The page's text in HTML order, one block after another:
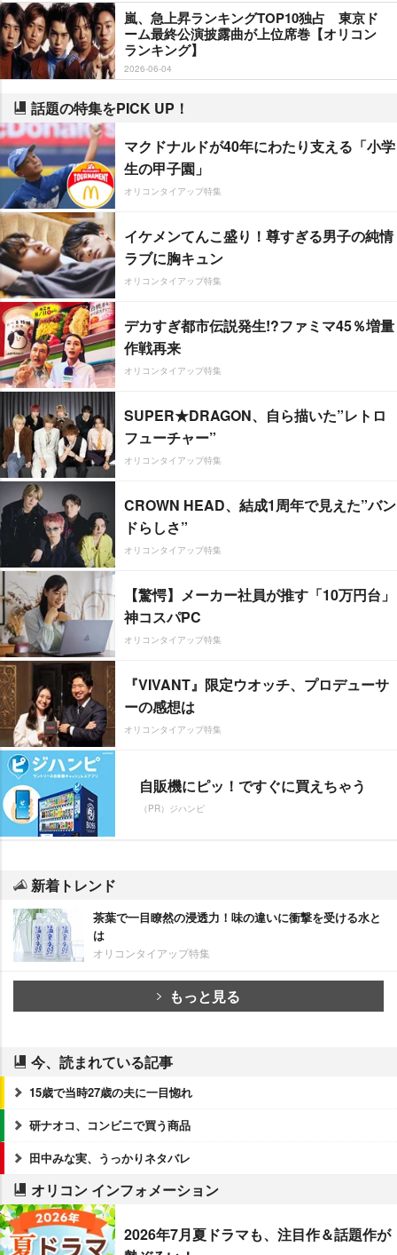
嵐、急上昇ランキングTOP10独占 東京ド
ーム最終公演披露曲が上位席巻【オリコン
ランキング】
2026-06-04
話題の特集をPICK UP！
マクドナルドが40年にわたり支える「小学
生の甲子園」
オリコンタイアップ特集
イケメンてんこ盛り！尊すぎる男子の純情
ラブに胸キュン
オリコンタイアップ特集
デカすぎ都市伝説発生!?ファミマ45％増量
作戦再来
オリコンタイアップ特集
SUPER★DRAGON、自ら描いた”レトロ
フューチャー”
オリコンタイアップ特集
CROWN HEAD、結成1周年で見えた”バン
ドらしさ”
オリコンタイアップ特集
【驚愕】メーカー社員が推す「10万円台」
神コスパPC
オリコンタイアップ特集
『VIVANT』限定ウオッチ、プロデューサ
ーの感想は
オリコンタイアップ特集
自販機にピッ！ですぐに買えちゃう
（PR）ジハンピ
新着トレンド
茶葉で一目瞭然の浸透力！味の違いに衝撃を受ける水と
は
オリコンタイアップ特集
もっと見る
今、読まれている記事
15歳で当時27歳の夫に一目惚れ
研ナオコ、コンビニで買う商品
田中みな実、うっかりネタバレ
オリコン インフォメーション
2026年7月夏ドラマも、注目作＆話題作が